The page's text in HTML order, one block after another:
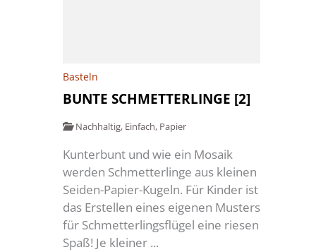
Basteln
BUNTE SCHMETTERLINGE [2]
Nachhaltig, Einfach, Papier
Kunterbunt und wie ein Mosaik
werden Schmetterlinge aus kleinen
Seiden-Papier-Kugeln. Für Kinder ist
das Erstellen eines eigenen Musters
für Schmetterlingsflügel eine riesen
Spaß! Je kleiner ...